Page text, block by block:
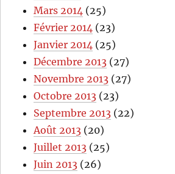
Mars 2014 (25)
Février 2014 (23)
Janvier 2014 (25)
Décembre 2013 (27)
Novembre 2013 (27)
Octobre 2013 (23)
Septembre 2013 (22)
Août 2013 (20)
Juillet 2013 (25)
Juin 2013 (26)